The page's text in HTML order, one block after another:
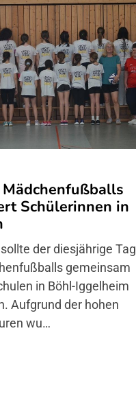
Mädchenfußballs
Schülerinnen in
der diesjährige Tag
gemeinsam
in Böhl-Iggelheim
Aufgrund der hohen
wu…